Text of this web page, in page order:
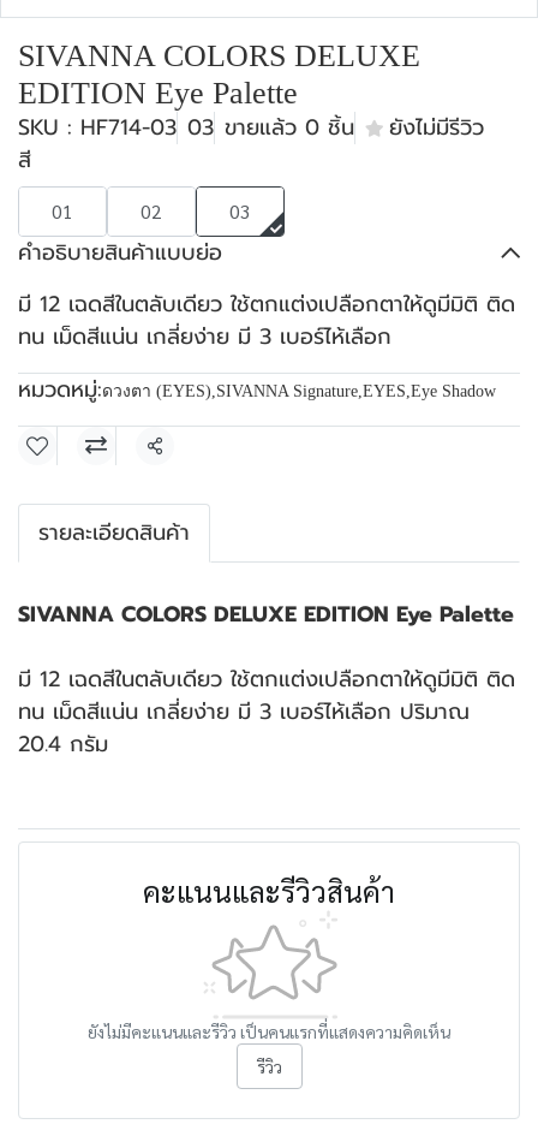
SIVANNA COLORS DELUXE
EDITION Eye Palette
SKU : HF714-03 03 ขายแล้ว 0 ชิ้น
ยังไม่มีรีวิว
สี
01 02 03
คำอธิบายสินค้าแบบย่อ
มี 12 เฉดสีในตลับเดียว ใช้ตกแต่งเปลือกตาให้ดูมีมิติ ติด
ทน เม็ดสีแน่น เกลี่ยง่าย มี 3 เบอร์ไห้เลือก
หมวดหมู่:ดวงตา (EYES),SIVANNA Signature,EYES,Eye Shadow
แชร์
รายละเอียดสินค้า
SIVANNA COLORS DELUXE EDITION Eye Palette
มี 12 เฉดสีในตลับเดียว ใช้ตกแต่งเปลือกตาให้ดูมีมิติ ติด
ทน เม็ดสีแน่น เกลี่ยง่าย มี 3 เบอร์ไห้เลือก ปริมาณ
20.4 กรัม
คะแนนและรีวิวสินค้า
ยังไม่มีคะแนนและรีวิว เป็นคนแรกที่แสดงความคิดเห็น
รีวิว